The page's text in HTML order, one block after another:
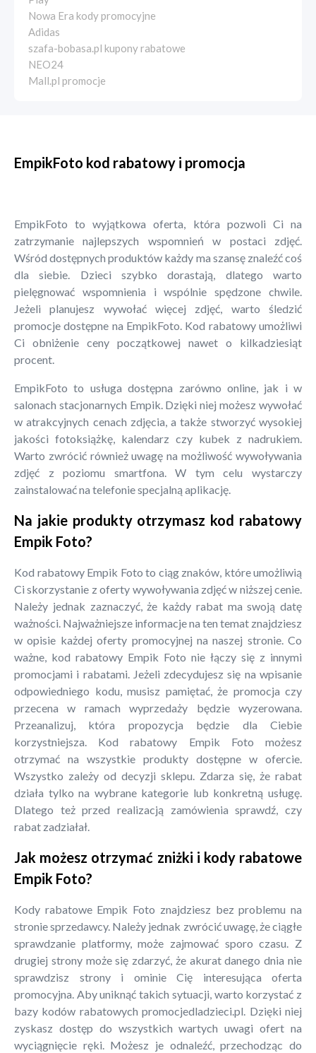
Nowa Era kody promocyjne
Adidas
szafa-bobasa.pl kupony rabatowe
NEO24
Mall.pl promocje
EmpikFoto kod rabatowy i promocja
EmpikFoto to wyjątkowa oferta, która pozwoli Ci na
zatrzymanie najlepszych wspomnień w postaci zdjęć.
Wśród dostępnych produktów każdy ma szansę znaleźć coś
dla siebie. Dzieci szybko dorastają, dlatego warto
pielęgnować wspomnienia i wspólnie spędzone chwile.
Jeżeli planujesz wywołać więcej zdjęć, warto śledzić
promocje dostępne na EmpikFoto. Kod rabatowy umożliwi
Ci obniżenie ceny początkowej nawet o kilkadziesiąt
procent.
EmpikFoto to usługa dostępna zarówno online, jak i w
salonach stacjonarnych Empik. Dzięki niej możesz wywołać
w atrakcyjnych cenach zdjęcia, a także stworzyć wysokiej
jakości fotoksiążkę, kalendarz czy kubek z nadrukiem.
Warto zwrócić również uwagę na możliwość wywoływania
zdjęć z poziomu smartfona. W tym celu wystarczy
zainstalować na telefonie specjalną aplikację.
Na jakie produkty otrzymasz kod rabatowy
Empik Foto?
Kod rabatowy Empik Foto to ciąg znaków, które umożliwią
Ci skorzystanie z oferty wywoływania zdjęć w niższej cenie.
Należy jednak zaznaczyć, że każdy rabat ma swoją datę
ważności. Najważniejsze informacje na ten temat znajdziesz
w opisie każdej oferty promocyjnej na naszej stronie. Co
ważne, kod rabatowy Empik Foto nie łączy się z innymi
promocjami i rabatami. Jeżeli zdecydujesz się na wpisanie
odpowiedniego kodu, musisz pamiętać, że promocja czy
przecena w ramach wyprzedaży będzie wyzerowana.
Przeanalizuj, która propozycja będzie dla Ciebie
korzystniejsza. Kod rabatowy Empik Foto możesz
otrzymać na wszystkie produkty dostępne w ofercie.
Wszystko zależy od decyzji sklepu. Zdarza się, że rabat
działa tylko na wybrane kategorie lub konkretną usługę.
Dlatego też przed realizacją zamówienia sprawdź, czy
rabat zadziałał.
Jak możesz otrzymać zniżki i kody rabatowe
Empik Foto?
Kody rabatowe Empik Foto znajdziesz bez problemu na
stronie sprzedawcy. Należy jednak zwrócić uwagę, że ciągłe
sprawdzanie platformy, może zajmować sporo czasu. Z
drugiej strony może się zdarzyć, że akurat danego dnia nie
sprawdzisz strony i ominie Cię interesująca oferta
promocyjna. Aby uniknąć takich sytuacji, warto korzystać z
bazy kodów rabatowych promocjedladzieci.pl. Dzięki niej
zyskasz dostęp do wszystkich wartych uwagi ofert na
wyciągnięcie ręki. Możesz je odnaleźć, przechodząc do